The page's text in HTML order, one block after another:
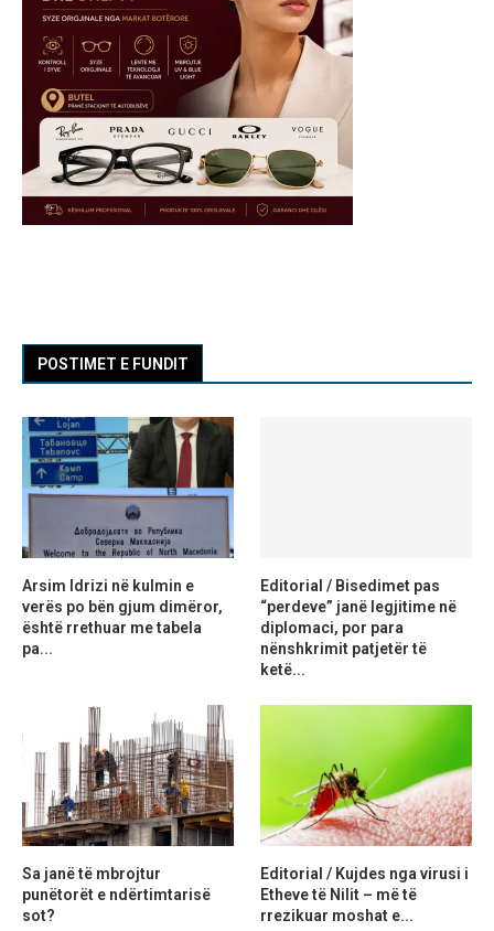
POSTIMET E FUNDIT
Arsim Idrizi në kulmin e
verës po bën gjum dimëror,
është rrethuar me tabela
pa...
Editorial / Bisedimet pas
“perdeve” janë legjitime në
diplomaci, por para
nënshkrimit patjetër të
ketë...
Sa janë të mbrojtur
punëtorët e ndërtimtarisë
sot?
Editorial / Kujdes nga virusi i
Etheve të Nilit – më të
rrezikuar moshat e...